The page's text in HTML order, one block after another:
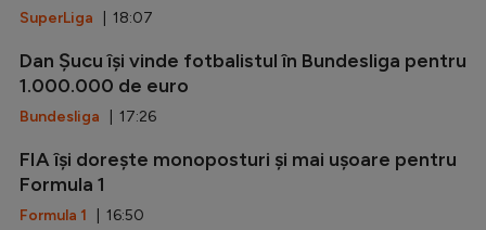
SuperLiga | 18:07
Dan Șucu își vinde fotbalistul în Bundesliga pentru
1.000.000 de euro
Bundesliga | 17:26
FIA își dorește monoposturi și mai ușoare pentru
Formula 1
Formula 1 | 16:50